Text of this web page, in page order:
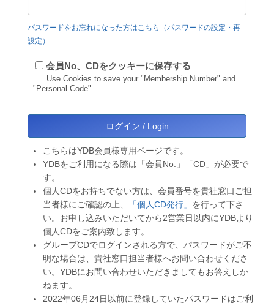
パスワードをお忘れになった方はこちら（パスワードの設定・再
設定）
会員No、CDをクッキーに保存する
Use Cookies to save your "Membership Number" and
"Personal Code".
こちらはYDB会員様専用ページです。
YDBをご利用になる際は「会員No.」「CD」が必要で
す。
個人CDをお持ちでない方は、会員番号を貴社窓口ご担
当者様にご確認の上、
「個人CD発行」 を行って下さ
い。お申し込みいただいてから2営業日以内にYDBより
個人CDをご案内致します。
グループCDでログインされる方で、パスワードがご不
明な場合は、貴社窓口担当者様へお問い合わせくださ
い。YDBにお問い合わせいただきましてもお答えしか
ねます。
2022年06月24日以前に登録していたパスワードはご利